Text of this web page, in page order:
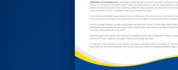
LIBRARY NAVIGASI AKSES
REFERENSI AKADEMIK